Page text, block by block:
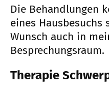
Die Behandlungen
eines
Wunsch auch in
Besprechungsraum.
Therapie